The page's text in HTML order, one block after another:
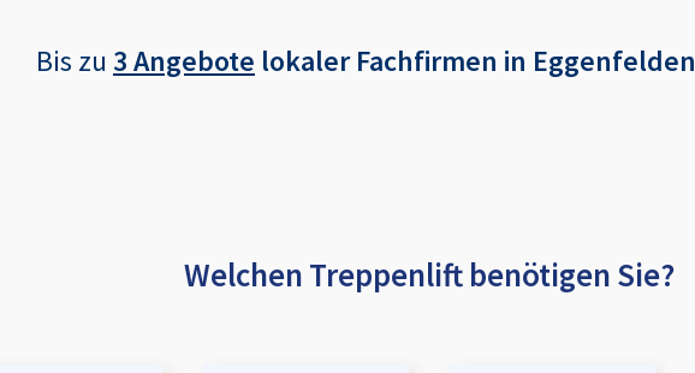
Bis zu 3 Angebote lokaler Fachfirmen in Eggenfelden
Welchen Treppenlift benötigen Sie?